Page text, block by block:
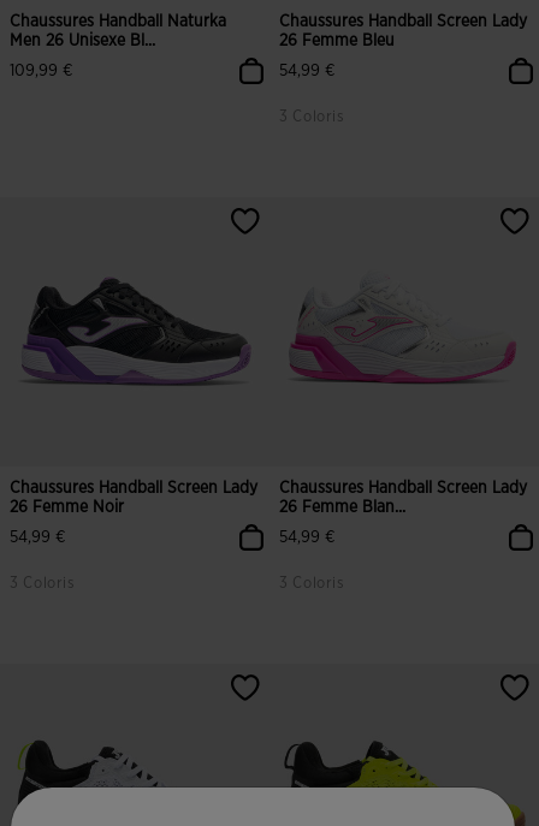
Chaussures Handball Naturka
Men 26 Unisexe Bl...
109,99 €
Chaussures Handball Screen Lady
26 Femme Bleu
54,99 €
3 Coloris
Chaussures Handball Screen Lady
26 Femme Noir
54,99 €
3 Coloris
Chaussures Handball Screen Lady
26 Femme Blan...
54,99 €
3 Coloris